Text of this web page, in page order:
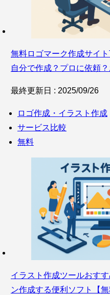
無料ロゴマーク作成サイ
自分で作成？プロに依頼
最終更新日 : 2025/09/26
ロゴ作成・イラスト作成
サービス比較
無料
イラスト作成ツールおす
ン作成する便利ソフト【無